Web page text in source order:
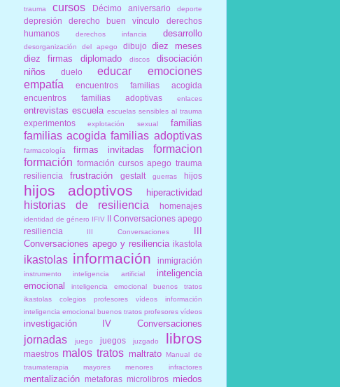
trauma
cursos Décimo aniversario deporte
depresión derecho buen vínculo
derechos
humanos
derechos infancia desarrollo
desorganización del apego dibujo diez meses
diez firmas
diplomado discos
disociación
niños
duelo educar
emociones
empatía
encuentros familias acogida
encuentros familias adoptivas
enlaces
entrevistas escuela escuelas sensibles al trauma
experimentos explotación sexual familias
familias acogida familias adoptivas
farmacología firmas invitadas
formacion
formación formación cursos apego trauma
resiliencia
frustración gestalt guerras hijos
hijos adoptivos hiperactividad
historias de resiliencia homenajes
identidad de género IFIV II Conversaciones apego
resiliencia
III Conversaciones
III
Conversaciones apego y resiliencia ikastola
ikastolas información inmigración
instrumento inteligencia artificial
inteligencia
emocional
inteligencia emocional buenos tratos
ikastolas colegios profesores vídeos información
inteligencia emocional buenos tratos profesores vídeos
investigación IV Conversaciones
jornadas juego juegos juzgado libros
maestros malos tratos maltrato Manual de
traumaterapia
mayores menores infractores
mentalización metaforas microlibros miedos